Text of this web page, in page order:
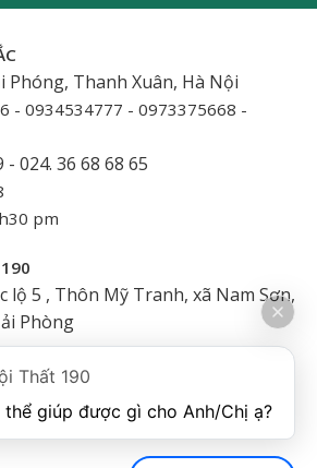
Phóng, Thanh Xuân, Hà Nội
- 0934534777 - 0973375668 -
- 024. 36 68 68 65
pm
lộ 5 , Thôn Mỹ Tranh, xã Nam Sơn,
Phòng
15, Bình Thạnh-HCM
Thất 190